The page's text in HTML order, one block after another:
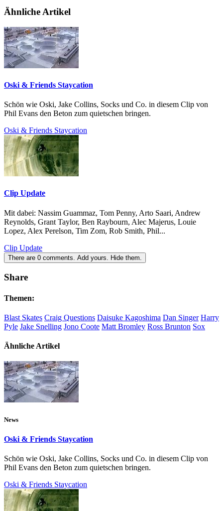
Ähnliche Artikel
Oski & Friends Staycation
Schön wie Oski, Jake Collins, Socks und Co. in diesem Clip von
Phil Evans den Beton zum quietschen bringen.
Oski & Friends Staycation
Clip Update
Mit dabei: Nassim Guammaz, Tom Penny, Arto Saari, Andrew
Reynolds, Grant Taylor, Ben Raybourn, Alec Majerus, Louie
Lopez, Alex Perelson, Tim Zom, Rob Smith, Phil...
Clip Update
There are 0 comments. Add yours. Hide them.
Share
Themen:
Blast Skates Craig Questions Daisuke Kagoshima Dan Singer Harry
Pyle Jake Snelling Jono Coote Matt Bromley Ross Brunton Sox
Ähnliche Artikel
News
Oski & Friends Staycation
Schön wie Oski, Jake Collins, Socks und Co. in diesem Clip von
Phil Evans den Beton zum quietschen bringen.
Oski & Friends Staycation